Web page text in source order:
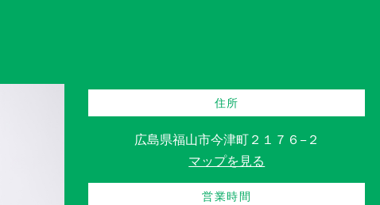
住所
広島県福山市今津町２１７６−２
マップを見る
営業時間